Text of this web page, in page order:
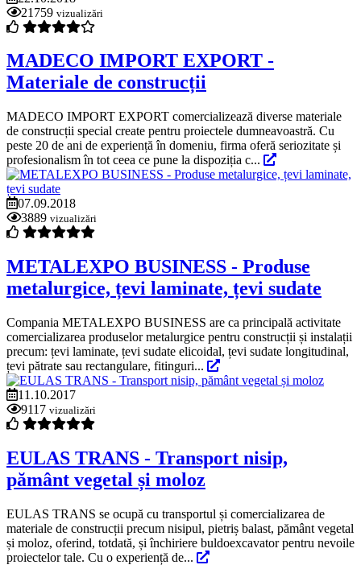
21759 vizualizări
MADECO IMPORT EXPORT -
Materiale de construcții
MADECO IMPORT EXPORT comercializează diverse materiale
de construcții special create pentru proiectele dumneavoastră. Cu
peste 20 de ani de experiență în domeniu, firma oferă seriozitate și
profesionalism în tot ceea ce pune la dispoziția c...
07.09.2018
3889 vizualizări
METALEXPO BUSINESS - Produse
metalurgice, țevi laminate, țevi sudate
Compania METALEXPO BUSINESS are ca principală activitate
comercializarea produselor metalurgice pentru construcții și instalații
precum: țevi laminate, țevi sudate elicoidal, țevi sudate longitudinal,
țevi pătrate sau rectangulare, fitinguri...
11.10.2017
9117 vizualizări
EULAS TRANS - Transport nisip,
pământ vegetal și moloz
EULAS TRANS se ocupă cu transportul și comercializarea de
materiale de construcții precum nisipul, pietriș balast, pământ vegetal
și moloz, oferind, totdată, și închiriere buldoexcavator pentru nevoile
proiectelor tale. Cu o experiență de...